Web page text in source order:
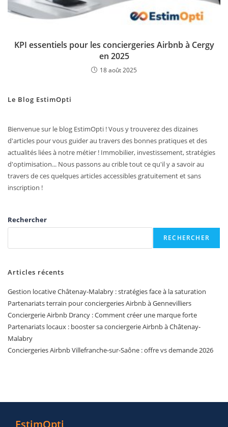
KPI essentiels pour les conciergeries Airbnb à Cergy
en 2025
18 août 2025
Le Blog EstimOpti
Bienvenue sur le blog EstimOpti ! Vous y trouverez des dizaines
d'articles pour vous guider au travers des bonnes pratiques et des
actualités liées à notre métier ! Immobilier, investissement, stratégies
d'optimisation... Nous passons au crible tout ce qu'il y a savoir au
travers de ces quelques articles accessibles gratuitement et sans
inscription !
Rechercher
RECHERCHER
Articles récents
Gestion locative Châtenay-Malabry : stratégies face à la saturation
Partenariats terrain pour conciergeries Airbnb à Gennevilliers
Conciergerie Airbnb Drancy : Comment créer une marque forte
Partenariats locaux : booster sa conciergerie Airbnb à Châtenay-
Malabry
Conciergeries Airbnb Villefranche-sur-Saône : offre vs demande 2026
EstimOpti